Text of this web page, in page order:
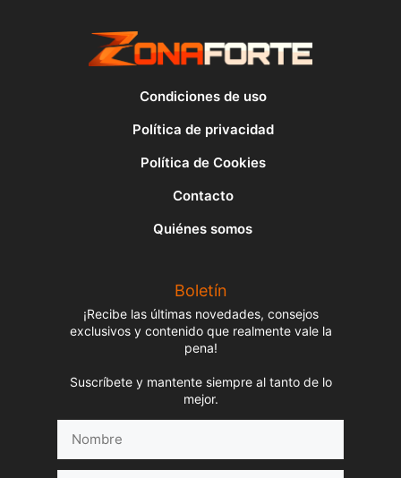
Condiciones de uso
Política de privacidad
Política de Cookies
Contacto
Quiénes somos
Boletín
¡Recibe las últimas novedades, consejos
exclusivos y contenido que realmente vale la
pena!
Suscríbete y mantente siempre al tanto de lo
mejor.